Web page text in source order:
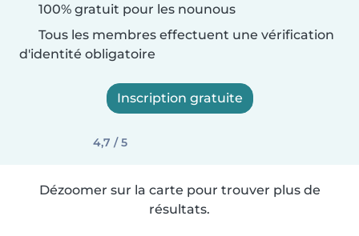
100% gratuit pour les nounous
Tous les membres effectuent une vérification
d'identité obligatoire
Inscription gratuite
4,7 / 5
Dézoomer sur la carte pour trouver plus de
résultats.